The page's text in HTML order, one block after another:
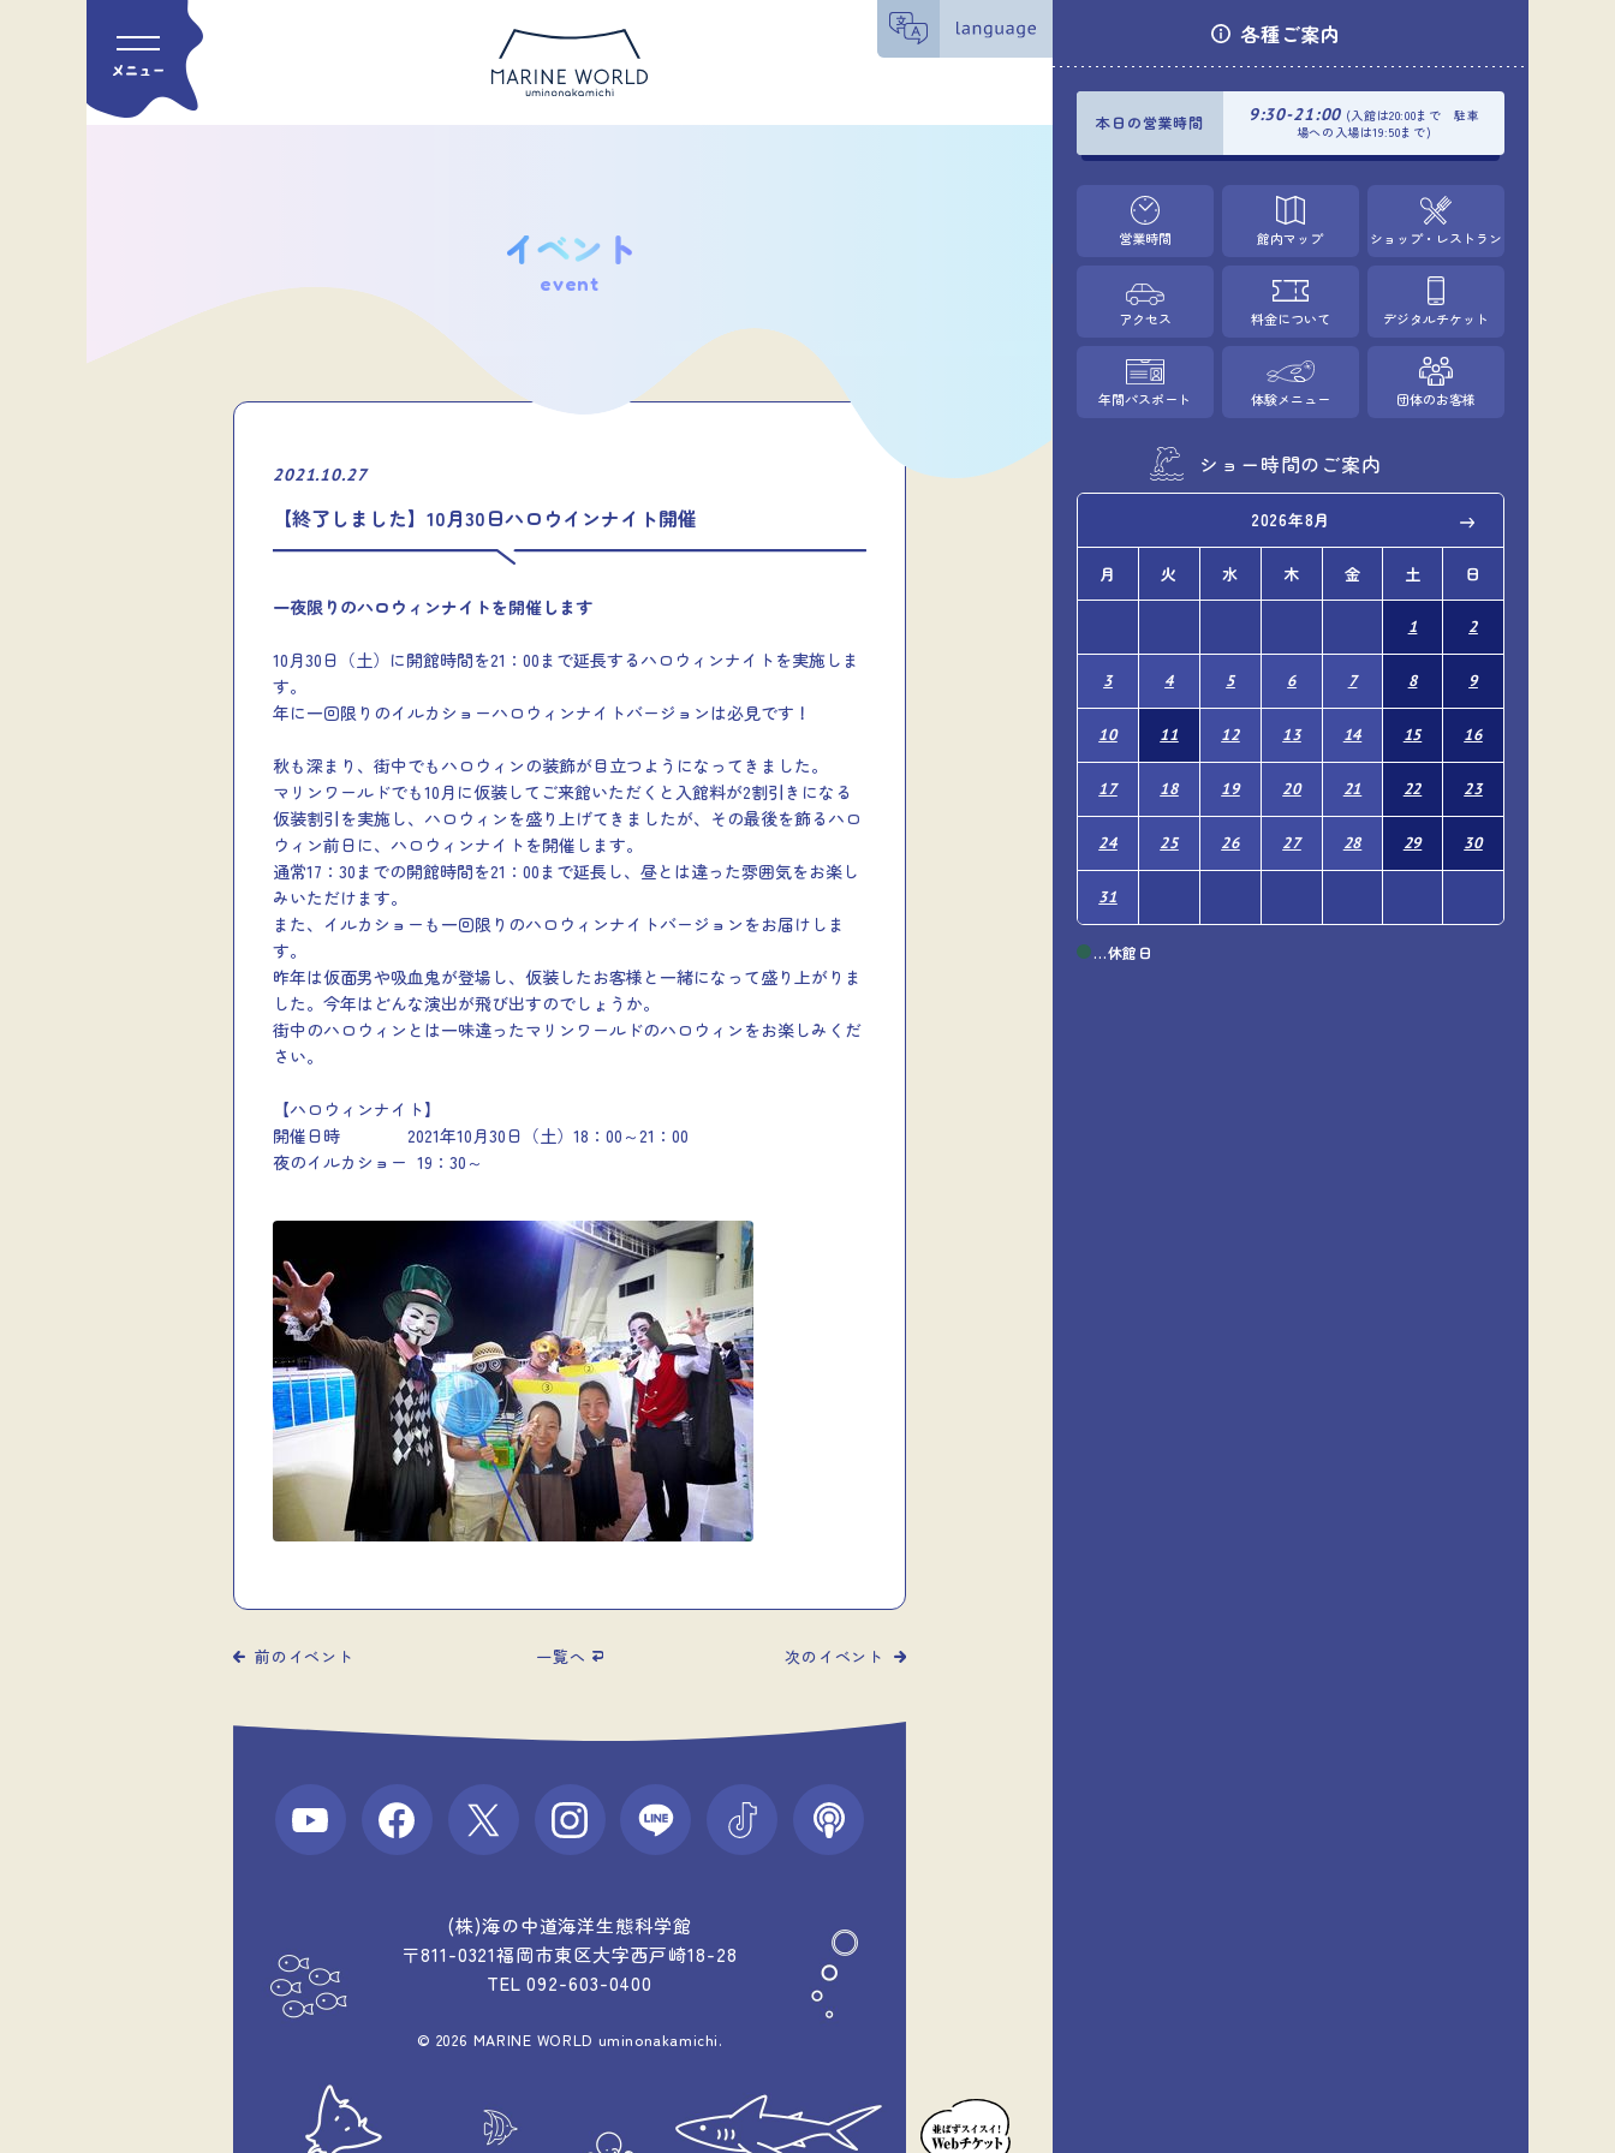
event
2021.10.27
【終了しました】10月30日ハロウインナイト開催
一夜限りのハロウィンナイトを開催します
10月30日（土）に開館時間を21：00まで延長するハロウィンナイトを実施しま
す。
年に一回限りのイルカショーハロウィンナイトバージョンは必見です！
秋も深まり、街中でもハロウィンの装飾が目立つようになってきました。
マリンワールドでも10月に仮装してご来館いただくと入館料が2割引きになる
仮装割引を実施し、ハロウィンを盛り上げてきましたが、その最後を飾るハロ
ウィン前日に、ハロウィンナイトを開催します。
通常17：30までの開館時間を21：00まで延長し、昼とは違った雰囲気をお楽し
みいただけます。
また、イルカショーも一回限りのハロウィンナイトバージョンをお届けしま
す。
昨年は仮面男や吸血鬼が登場し、仮装したお客様と一緒になって盛り上がりま
した。今年はどんな演出が飛び出すのでしょうか。
街中のハロウィンとは一味違ったマリンワールドのハロウィンをお楽しみくだ
さい。
【ハロウィンナイト】
開催日時 2021年10月30日（土）18：00～21：00
夜のイルカショー 19：30～
前のイベント 一覧へ 次のイベント
(株)海の中道海洋生態科学館
〒811-0321福岡市東区大字西戸崎18-28
TEL 092-603-0400
© 2026 MARINE WORLD uminonakamichi.
各種ご案内
本日の営業時間 9:30-21:00 (入館は20:00まで 駐車
場への入場は19:50まで)
営業時間 館内マップ ショップ・レストラン
アクセス 料金について デジタルチケット
年間パスポート 体験メニュー 団体のお客様
ショー時間のご案内
2026年8月
月 火 水 木 金 土 日
1 2
3 4 5 6 7 8 9
10 11 12 13 14 15 16
17 18 19 20 21 22 23
24 25 26 27 28 29 30
31
…休館日